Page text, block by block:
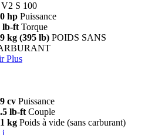
V2 S 100
hp Puissance
lb-ft Torque
kg (395 lb) POIDS SANS
Plus
cv Puissance
lb-ft Couple
kg Poids à vide (sans carburant)
i